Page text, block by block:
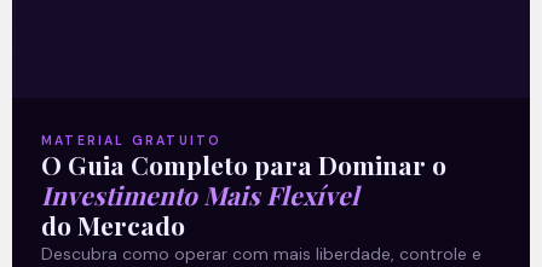
Sobre nós
Termos e Condições
Política de Privacidade
MATERIAL GRATUITO
O Guia Completo para Dominar o
Investimento Mais Flexível
do Mercado
Descubra como operar com mais liberdade, controle e